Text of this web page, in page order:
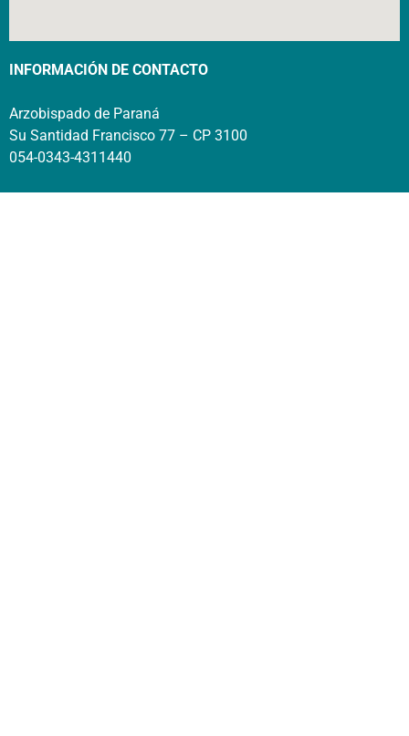
INFORMACIÓN DE CONTACTO
Arzobispado de Paraná
Su Santidad Francisco 77 – CP 3100
054-0343-4311440